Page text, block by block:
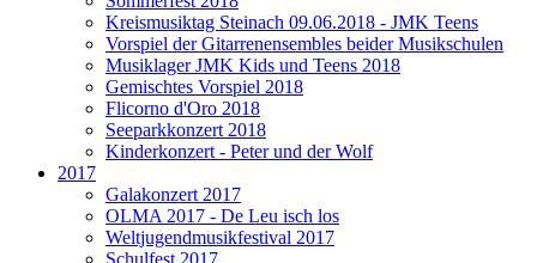
Kreismusiktag Steinach 09.06.2018 - JMK Teens
Vorspiel der Gitarrenensembles beider Musikschulen
Musiklager JMK Kids und Teens 2018
Gemischtes Vorspiel 2018
Flicorno d'Oro 2018
Seeparkkonzert 2018
Kinderkonzert - Peter und der Wolf
2017
Galakonzert 2017
OLMA 2017 - De Leu isch los
Weltjugendmusikfestival 2017
Schulfest 2017